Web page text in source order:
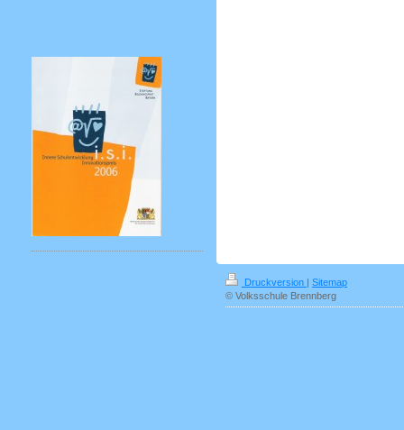
Druckversion | Sitemap
© Volksschule Brennberg